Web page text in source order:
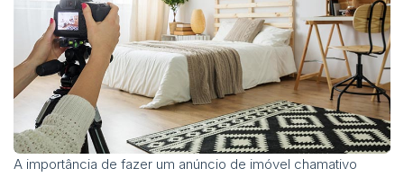
A importância de fazer um anúncio de imóvel chamativo